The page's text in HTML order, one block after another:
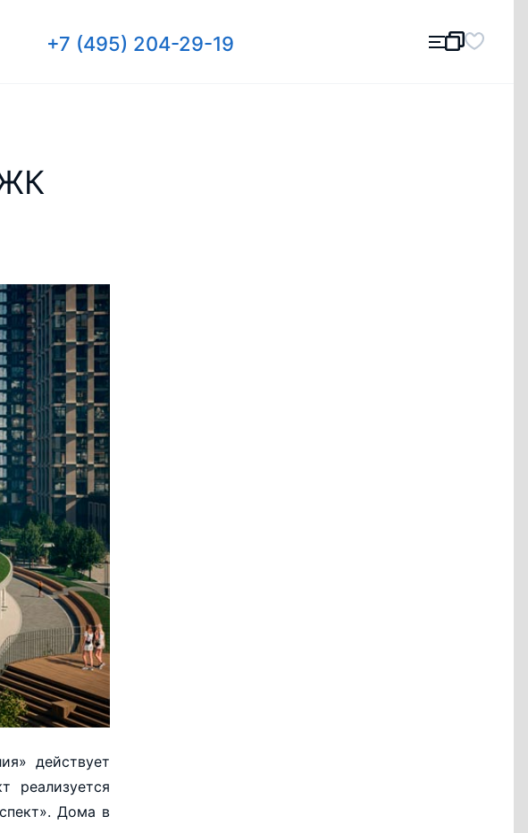
+7 (495) 204-29-19
действует
реализуется
Дома в